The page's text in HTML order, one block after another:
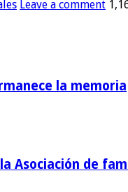
Leave a comment
la memoria
Asociación de